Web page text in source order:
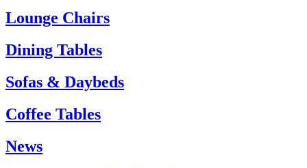
Tel.: +45 66 12 14 04
info@carlhansen.dk
Lounge Chairs
Dining Tables
Sofas & Daybeds
Coffee Tables
News